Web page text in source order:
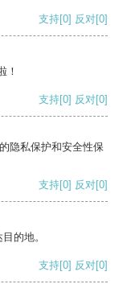
支持[0] 反对[0]
！
支持[0] 反对[0]
隐私保护和安全性保
支持[0] 反对[0]
的地。
支持[0] 反对[0]